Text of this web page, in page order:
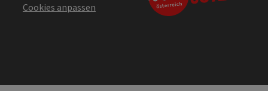
Cookies anpassen